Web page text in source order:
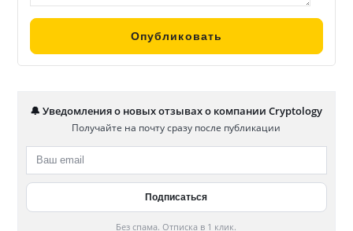
🔔 Уведомления о новых отзывах о компании Cryptology
Получайте на почту сразу после публикации
Без спама. Отписка в 1 клик.